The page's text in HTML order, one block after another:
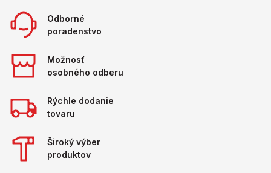
Odborné
poradenstvo
Možnosť
osobného odberu
Rýchle dodanie
tovaru
Široký výber
produktov